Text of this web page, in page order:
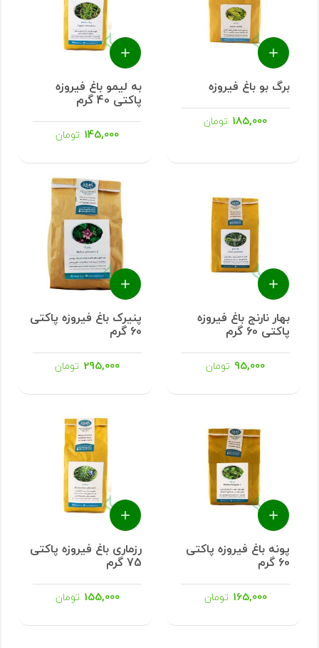
برگ بو باغ فیروزه
185,000 تومان
به لیمو باغ فیروزه
پاکتی 40 گرم
145,000 تومان
بهار نارنج باغ فیروزه
پاکتی 60 گرم
95,000 تومان
پنیرک باغ فیروزه پاکتی
60 گرم
295,000 تومان
پونه باغ فیروزه پاکتی
60 گرم
165,000 تومان
رزماری باغ فیروزه پاکتی
75 گرم
155,000 تومان